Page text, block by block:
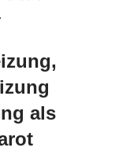
als